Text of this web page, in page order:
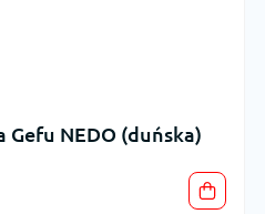
Gefu NEDO (duńska)